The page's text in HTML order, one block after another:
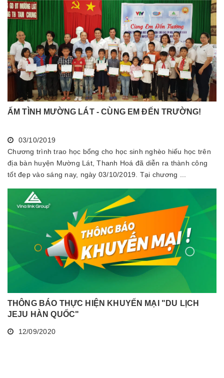
ẤM TÌNH MƯỜNG LÁT - CÙNG EM ĐẾN TRƯỜNG!
03/10/2019
Chương trình trao học bổng cho học sinh nghèo hiếu học trên
địa bàn huyện Mường Lát, Thanh Hoá đã diễn ra thành công
tốt đẹp vào sáng nay, ngày 03/10/2019. Tại chương ...
THÔNG BÁO THỰC HIỆN KHUYẾN MẠI "DU LỊCH
JEJU HÀN QUỐC"
12/09/2020